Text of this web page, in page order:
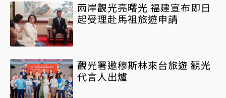
兩岸觀光亮曙光 福建宣布即日
起受理赴馬祖旅遊申請
觀光署邀穆斯林來台旅遊 觀光
代言人出爐